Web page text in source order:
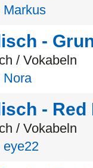
Markus
-
/ Vokabeln
Nora
- Red
/ Vokabeln
eye22